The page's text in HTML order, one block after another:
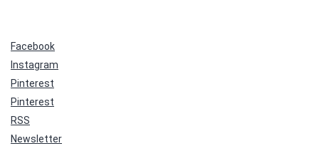
Facebook
Instagram
Pinterest
Pinterest
RSS
Newsletter